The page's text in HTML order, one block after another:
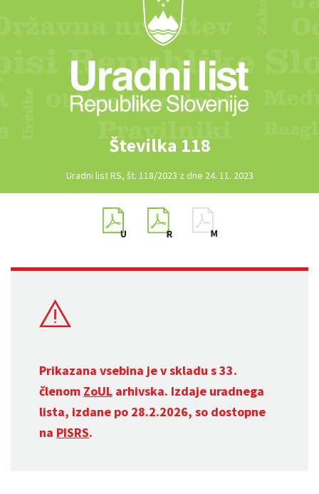
Številka 118
Uradni list RS, št. 118/2023 z dne 24. 11. 2023
Prikazana vsebina je v skladu s 33.
členom ZoUL arhivska. Izdaje uradnega
lista, izdane po 28.2.2026, so dostopne
na PISRS.